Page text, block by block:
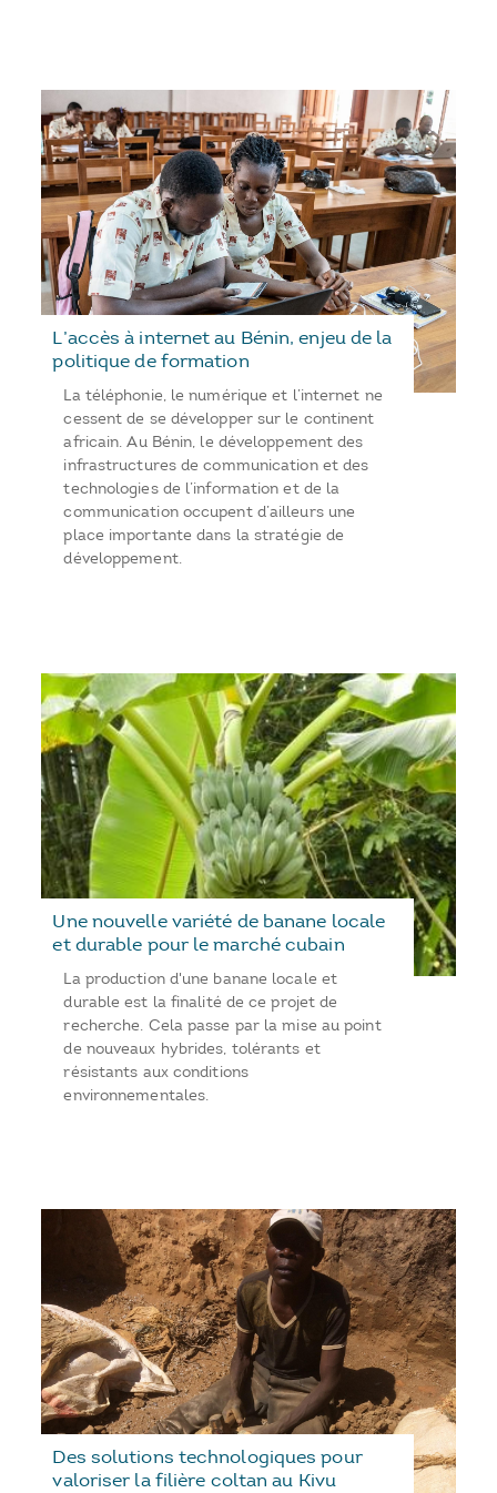
L’accès à internet au Bénin, enjeu de la
politique de formation
La téléphonie, le numérique et l’internet ne
cessent de se développer sur le continent
africain. Au Bénin, le développement des
infrastructures de communication et des
technologies de l’information et de la
communication occupent d’ailleurs une
place importante dans la stratégie de
développement.
Une nouvelle variété de banane locale
et durable pour le marché cubain
La production d'une banane locale et
durable est la finalité de ce projet de
recherche. Cela passe par la mise au point
de nouveaux hybrides, tolérants et
résistants aux conditions
environnementales.
Des solutions technologiques pour
valoriser la filière coltan au Kivu